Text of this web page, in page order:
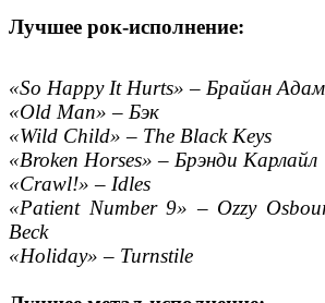
Лучшее рок-исполнение:
«So Happy It Hurts» – Брайан
«Old Man» – Бэк
«Wild Child» – The Black Keys
«Broken Horses» – Брэнди Карлайл
«Crawl!» – Idles
«Patient Number 9» – Ozzy
Beck
«Holiday» – Turnstile